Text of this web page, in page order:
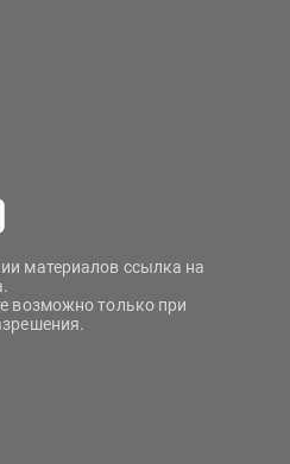
материалов ссылка на
возможно только при